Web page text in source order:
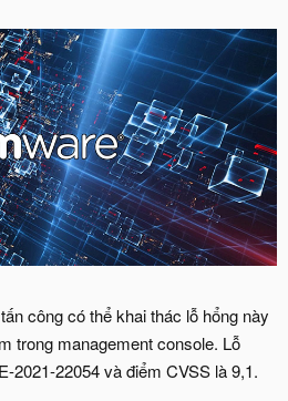
công có thể khai thác lỗ hổng này
trong management console. Lỗ
2021-22054 và điểm CVSS là 9,1.